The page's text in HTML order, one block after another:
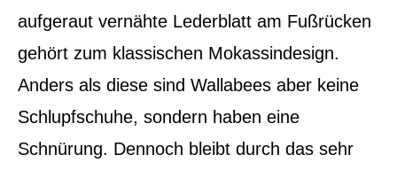
aufgeraut vernähte Lederblatt am Fußrücken
gehört zum klassischen Mokassindesign.
Anders als diese sind Wallabees aber keine
Schlupfschuhe, sondern haben eine
Schnürung. Dennoch bleibt durch das sehr